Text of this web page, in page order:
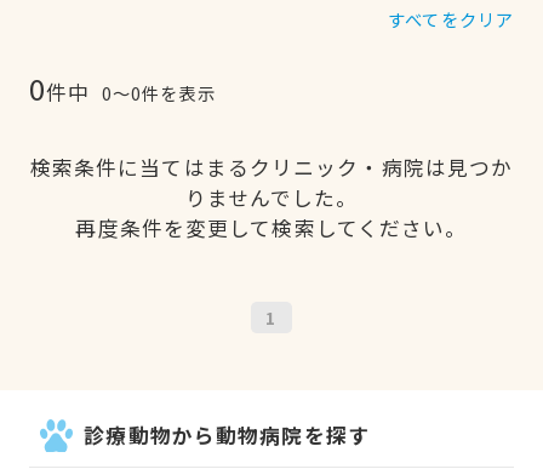
すべてをクリア
0件中 0〜0件を表示
検索条件に当てはまるクリニック・病院は見つか
りませんでした。
再度条件を変更して検索してください。
1
診療動物から動物病院を探す